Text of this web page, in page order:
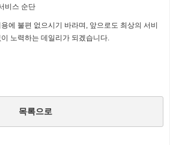
비스 순단
에 불편 없으시기 바라며, 앞으로도 최상의 서비
노력하는 데일리가 되겠습니다.
목록으로